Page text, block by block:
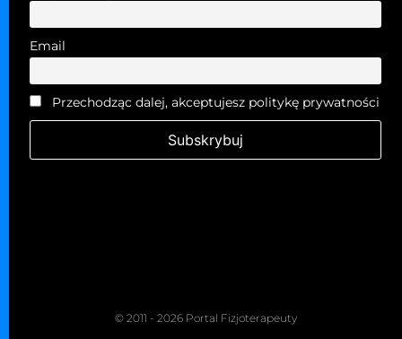
Email
Przechodząc dalej, akceptujesz politykę prywatności
© 2011 - 2026 Portal Fizjoterapeuty